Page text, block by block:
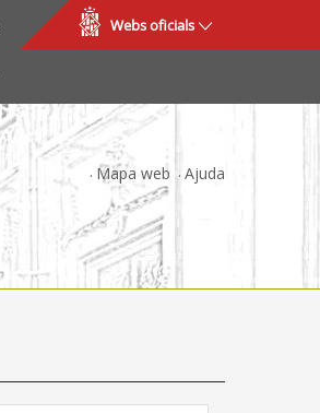
Webs oficials
Mapa web Ajuda